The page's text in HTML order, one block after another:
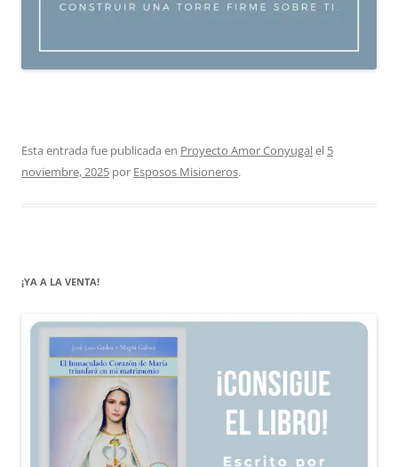
Esta entrada fue publicada en Proyecto Amor Conyugalel 5
noviembre, 2025 por Esposos Misioneros.
¡YA A LA VENTA!